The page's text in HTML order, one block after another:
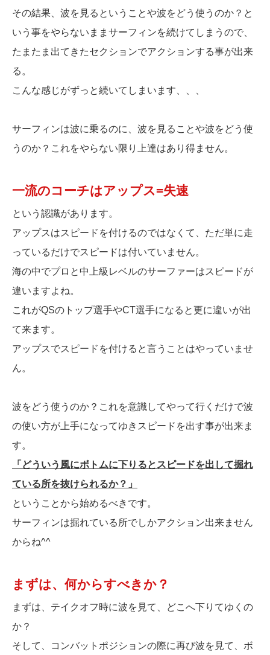
その結果、波を見るということや波をどう使うのか？と
いう事をやらないままサーフィンを続けてしまうので、
たまたま出てきたセクションでアクションする事が出来
る。
こんな感じがずっと続いてしまいます、、、
サーフィンは波に乗るのに、波を見ることや波をどう使
うのか？これをやらない限り上達はあり得ません。
一流のコーチはアップス=失速
という認識があります。
アップスはスピードを付けるのではなくて、ただ単に走
っているだけでスピードは付いていません。
海の中でプロと中上級レベルのサーファーはスピードが
違いますよね。
これがQSのトップ選手やCT選手になると更に違いが出
て来ます。
アップスでスピードを付けると言うことはやっていませ
ん。
波をどう使うのか？これを意識してやって行くだけで波
の使い方が上手になってゆきスピードを出す事が出来ま
す。
「どういう風にボトムに下りるとスピードを出して掘れ
ている所を抜けられるか？」
ということから始めるべきです。
サーフィンは掘れている所でしかアクション出来ません
からね^^
まずは、何からすべきか？
まずは、テイクオフ時に波を見て、どこへ下りてゆくの
か？
そして、コンバットポジションの際に再び波を見て、ボ